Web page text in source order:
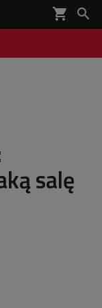
shopping_cart 

salę